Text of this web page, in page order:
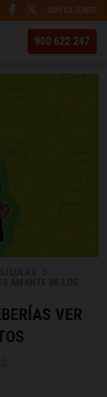
SOY CLIENTE
900 622 247
VER